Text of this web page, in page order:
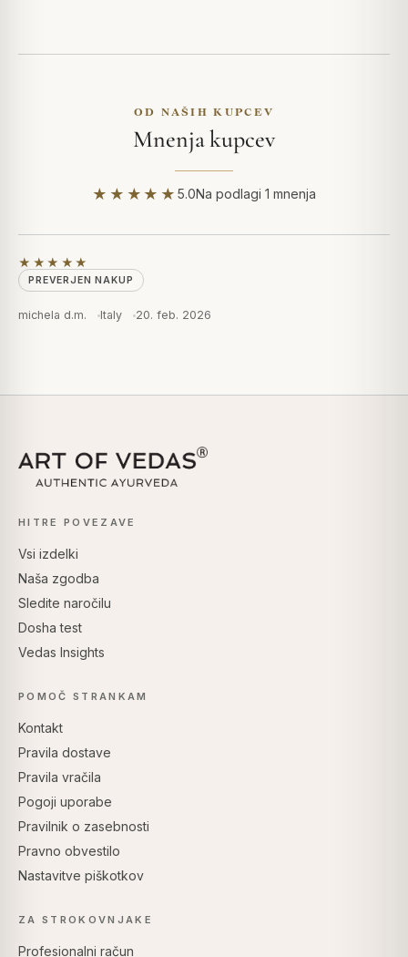
OD NAŠIH KUPCEV
Mnenja kupcev
★★★★★5.0Na podlagi 1 mnenja
★★★★★
PREVERJEN NAKUP
michela d.m. Italy 20. feb. 2026
HITRE POVEZAVE
Vsi izdelki
Naša zgodba
Sledite naročilu
Dosha test
Vedas Insights
POMOČ STRANKAM
Kontakt
Pravila dostave
Pravila vračila
Pogoji uporabe
Pravilnik o zasebnosti
Pravno obvestilo
Nastavitve piškotkov
ZA STROKOVNJAKE
Profesionalni račun